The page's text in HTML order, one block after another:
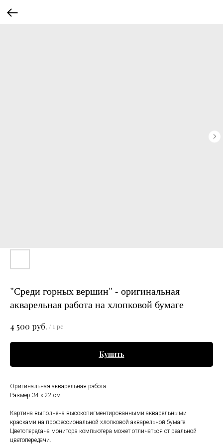
"Среди горных вершин" - оригинальная
акварельная работа на хлопковой бумаге
4 500 руб. / 1 pc
Купить
Оригинальная акварельная работа
Размер 34 x 22 см
Картина выполнена высокопигментированными акварельными
красками на профессиональной хлопковой акварельной бумаге.
Цветопередача монитора компьютера может отличаться от реальной
цветопередачи.